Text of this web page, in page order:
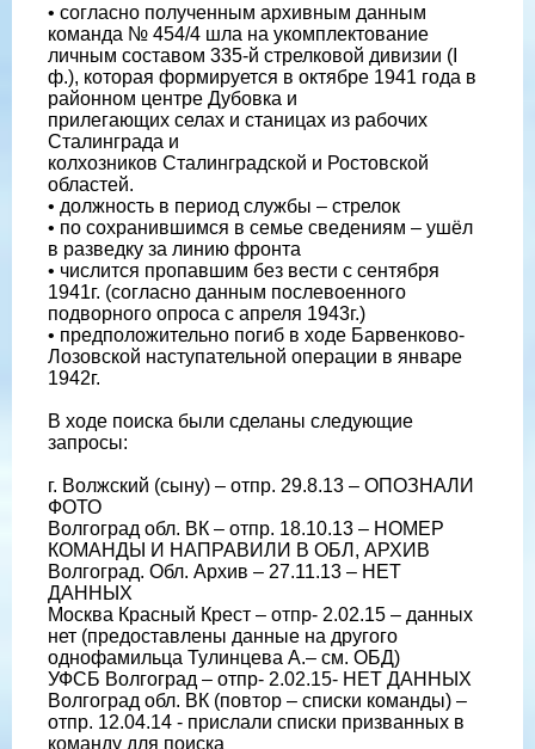
• согласно полученным архивным данным
команда № 454/4 шла на укомплектование
личным составом 335-й стрелковой дивизии (I
ф.), которая формируется в октябре 1941 года в
районном центре Дубовка и
прилегающих селах и станицах из рабочих
Сталинграда и
колхозников Сталинградской и Ростовской
областей.
• должность в период службы – стрелок
• по сохранившимся в семье сведениям – ушёл
в разведку за линию фронта
• числится пропавшим без вести с сентября
1941г. (согласно данным послевоенного
подворного опроса с апреля 1943г.)
• предположительно погиб в ходе Барвенково-
Лозовской наступательной операции в январе
1942г.
В ходе поиска были сделаны следующие
запросы:
г. Волжский (сыну) – отпр. 29.8.13 – ОПОЗНАЛИ
ФОТО
Волгоград обл. ВК – отпр. 18.10.13 – НОМЕР
КОМАНДЫ И НАПРАВИЛИ В ОБЛ, АРХИВ
Волгоград. Обл. Архив – 27.11.13 – НЕТ
ДАННЫХ
Москва Красный Крест – отпр- 2.02.15 – данных
нет (предоставлены данные на другого
однофамильца Тулинцева А.– см. ОБД)
УФСБ Волгоград – отпр- 2.02.15- НЕТ ДАННЫХ
Волгоград обл. ВК (повтор – списки команды) –
отпр. 12.04.14 - прислали списки призванных в
команду для поиска